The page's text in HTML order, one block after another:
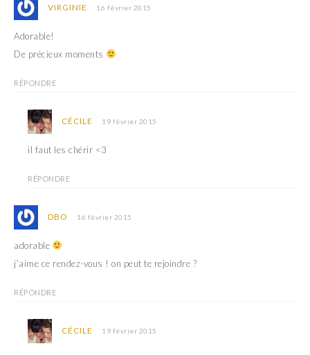
VIRGINIE 16 février 2015
Adorable!
De précieux moments
RÉPONDRE
CÉCILE 19 février 2015
il faut les chérir <3
RÉPONDRE
DBO 16 février 2015
adorable
j’aime ce rendez-vous ! on peut te rejoindre ?
RÉPONDRE
CÉCILE 19 février 2015